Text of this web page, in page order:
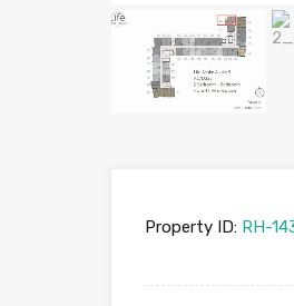
Property ID: RH-